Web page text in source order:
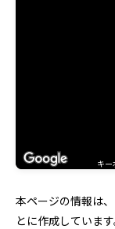
キ
本ページの情報は
とに作成しています